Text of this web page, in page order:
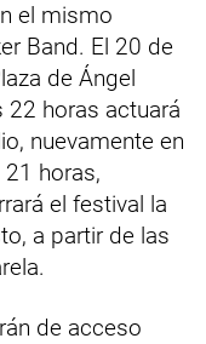
el mismo
Band. El 20 de
de Ángel
22 horas actuará
nuevamente en
21 horas,
el festival la
a partir de las
de acceso